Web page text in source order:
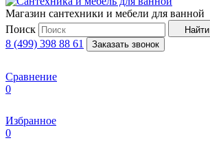
Магазин сантехники и мебели для ванной
Поиск
Найти
8 (499) 398 88 61 Заказать звонок
Сравнение
0
Избранное
0